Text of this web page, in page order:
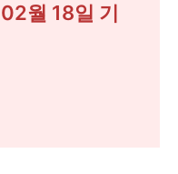
월 18일 기